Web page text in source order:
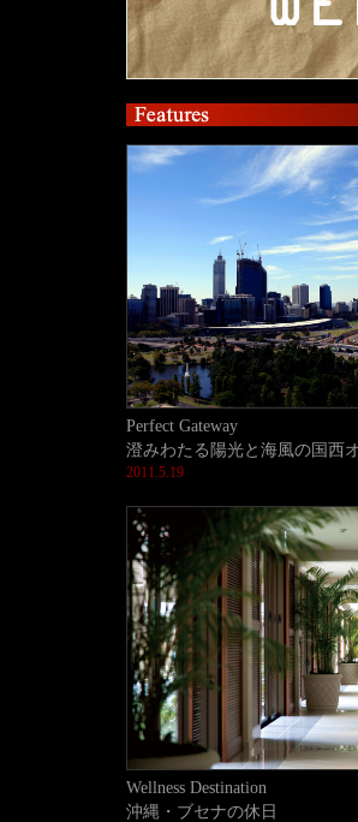
Perfect Gateway
澄みわたる陽光と海風の国西
2011.5.19
Wellness Destination
沖縄・ブセナの休日